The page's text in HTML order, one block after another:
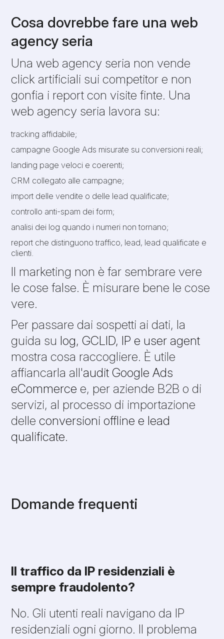
Cosa dovrebbe fare una web
agency seria
Una web agency seria non vende
click artificiali sui competitor e non
gonfia i report con visite finte. Una
web agency seria lavora su:
tracking affidabile;
campagne Google Ads misurate su conversioni reali;
landing page veloci e coerenti;
CRM collegato alle campagne;
import delle vendite o delle lead qualificate;
controllo anti-spam dei form;
analisi dei log quando i numeri non tornano;
report che distinguono traffico, lead, lead qualificate e
clienti.
Il marketing non è far sembrare vere
le cose false. È misurare bene le cose
vere.
Per passare dai sospetti ai dati, la
guida su log, GCLID, IP e user agent
mostra cosa raccogliere. È utile
affiancarla all'audit Google Ads
eCommerce e, per aziende B2B o di
servizi, al processo di importazione
delleconversioni offline e lead
qualificate.
Domande frequenti
Il traffico da IP residenziali è
sempre fraudolento?
No. Gli utenti reali navigano da IP
residenziali ogni giorno. Il problema